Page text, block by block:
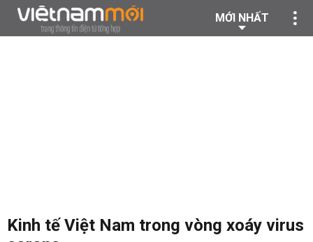
MỚI NHẤT
Kinh tế Việt Nam trong vòng xoáy virus